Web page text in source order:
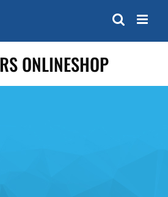
ONLINESHOP